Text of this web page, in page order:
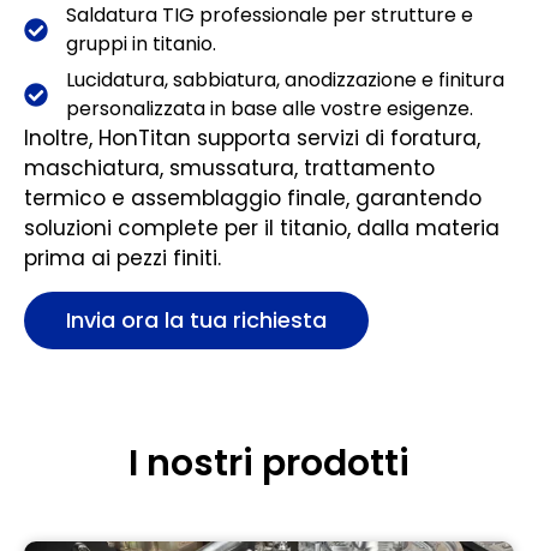
Saldatura TIG professionale per strutture e
gruppi in titanio.
Lucidatura, sabbiatura, anodizzazione e finitura
personalizzata in base alle vostre esigenze.
Inoltre, HonTitan supporta servizi di foratura,
maschiatura, smussatura, trattamento
termico e assemblaggio finale, garantendo
soluzioni complete per il titanio, dalla materia
prima ai pezzi finiti.
Invia ora la tua richiesta
I nostri prodotti